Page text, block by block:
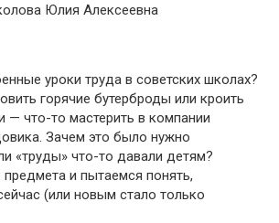
Юлия Алексеевна
уроки труда в советских школах?
горячие бутерброды или кроить
— что-то мастерить в компании
Зачем это было нужно
«труды» что-то давали детям?
и пытаемся понять,
(или новым стало только